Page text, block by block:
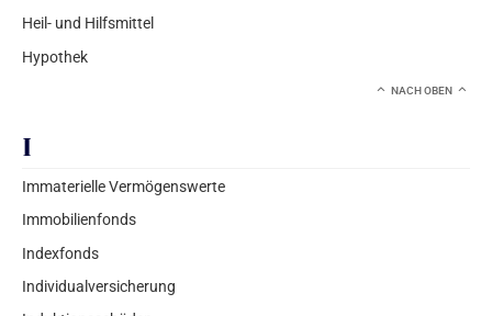
Heil- und Hilfsmittel
Hypothek
NACH OBEN
I
Immaterielle Vermögenswerte
Immobilienfonds
Indexfonds
Individualversicherung